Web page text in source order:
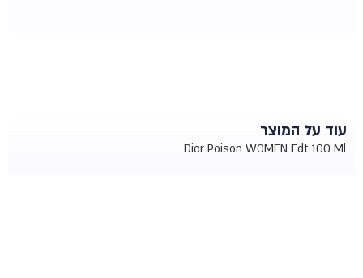
עוד על המוצר
Dior Poison WOMEN Edt 100 Ml